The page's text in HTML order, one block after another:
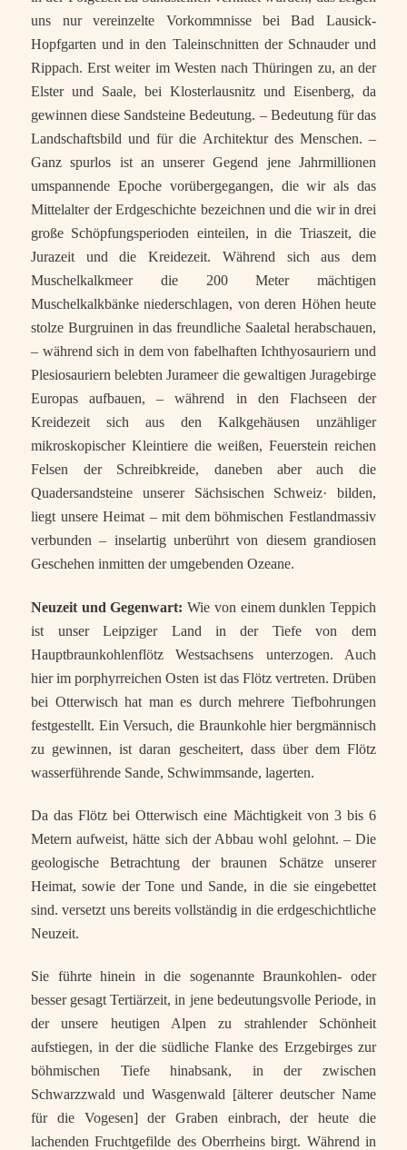
uns nur vereinzelte Vorkommnisse bei Bad Lausick-
Hopfgarten und in den Taleinschnitten der Schnauder und
Rippach. Erst weiter im Westen nach Thüringen zu, an der
Elster und Saale, bei Klosterlausnitz und Eisenberg, da
gewinnen diese Sandsteine Bedeutung. – Bedeutung für das
Landschaftsbild und für die Architektur des Menschen. –
Ganz spurlos ist an unserer Gegend jene Jahrmillionen
umspannende Epoche vorübergegangen, die wir als das
Mittelalter der Erdgeschichte bezeichnen und die wir in drei
große Schöpfungsperioden einteilen, in die Triaszeit, die
Jurazeit und die Kreidezeit. Während sich aus dem
Muschelkalkmeer die 200 Meter mächtigen
Muschelkalkbänke niederschlagen, von deren Höhen heute
stolze Burgruinen in das freundliche Saaletal herabschauen,
– während sich in dem von fabelhaften Ichthyosauriern und
Plesiosauriern belebten Jurameer die gewaltigen Juragebirge
Europas aufbauen, – während in den Flachseen der
Kreidezeit sich aus den Kalkgehäusen unzähliger
mikroskopischer Kleintiere die weißen, Feuerstein reichen
Felsen der Schreibkreide, daneben aber auch die
Quadersandsteine unserer Sächsischen Schweiz· bilden,
liegt unsere Heimat – mit dem böhmischen Festlandmassiv
verbunden – inselartig unberührt von diesem grandiosen
Geschehen inmitten der umgebenden Ozeane.
Neuzeit und Gegenwart:Wie von einem dunklen Teppich
ist unser Leipziger Land in der Tiefe von dem
Hauptbraunkohlenflötz Westsachsens unterzogen. Auch
hier im porphyrreichen Osten ist das Flötz vertreten. Drüben
bei Otterwisch hat man es durch mehrere Tiefbohrungen
festgestellt. Ein Versuch, die Braunkohle hier bergmännisch
zu gewinnen, ist daran gescheitert, dass über dem Flötz
wasserführende Sande, Schwimmsande, lagerten.
Da das Flötz bei Otterwisch eine Mächtigkeit von 3 bis 6
Metern aufweist, hätte sich der Abbau wohl gelohnt. – Die
geologische Betrachtung der braunen Schätze unserer
Heimat, sowie der Tone und Sande, in die sie eingebettet
sind. versetzt uns bereits vollständig in die erdgeschichtliche
Neuzeit.
Sie führte hinein in die sogenannte Braunkohlen- oder
besser gesagt Tertiärzeit, in jene bedeutungsvolle Periode, in
der unsere heutigen Alpen zu strahlender Schönheit
aufstiegen, in der die südliche Flanke des Erzgebirges zur
böhmischen Tiefe hinabsank, in der zwischen
Schwarzzwald und Wasgenwald [älterer deutscher Name
für die Vogesen] der Graben einbrach, der heute die
lachenden Fruchtgefilde des Oberrheins birgt. Während in